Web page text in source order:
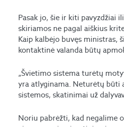
Pasak jo, šie ir kiti pavyzdžiai
skiriamos ne pagal aiškius
Kaip kalbėjo buvęs ministras,
kontaktinė valanda būtų
„Švietimo sistema turėtų
yra atlyginama. Neturėtų būti
sistemos, skatinimai už
Noriu pabrėžti, kad negalime